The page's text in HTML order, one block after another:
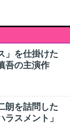
」を仕掛けた
吾の主演作
朗を詰問した
スメント」